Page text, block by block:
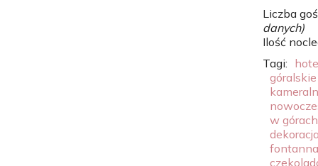
Liczba
danych)
Ilość
Tagi:
góralskie
w górach
fontanna